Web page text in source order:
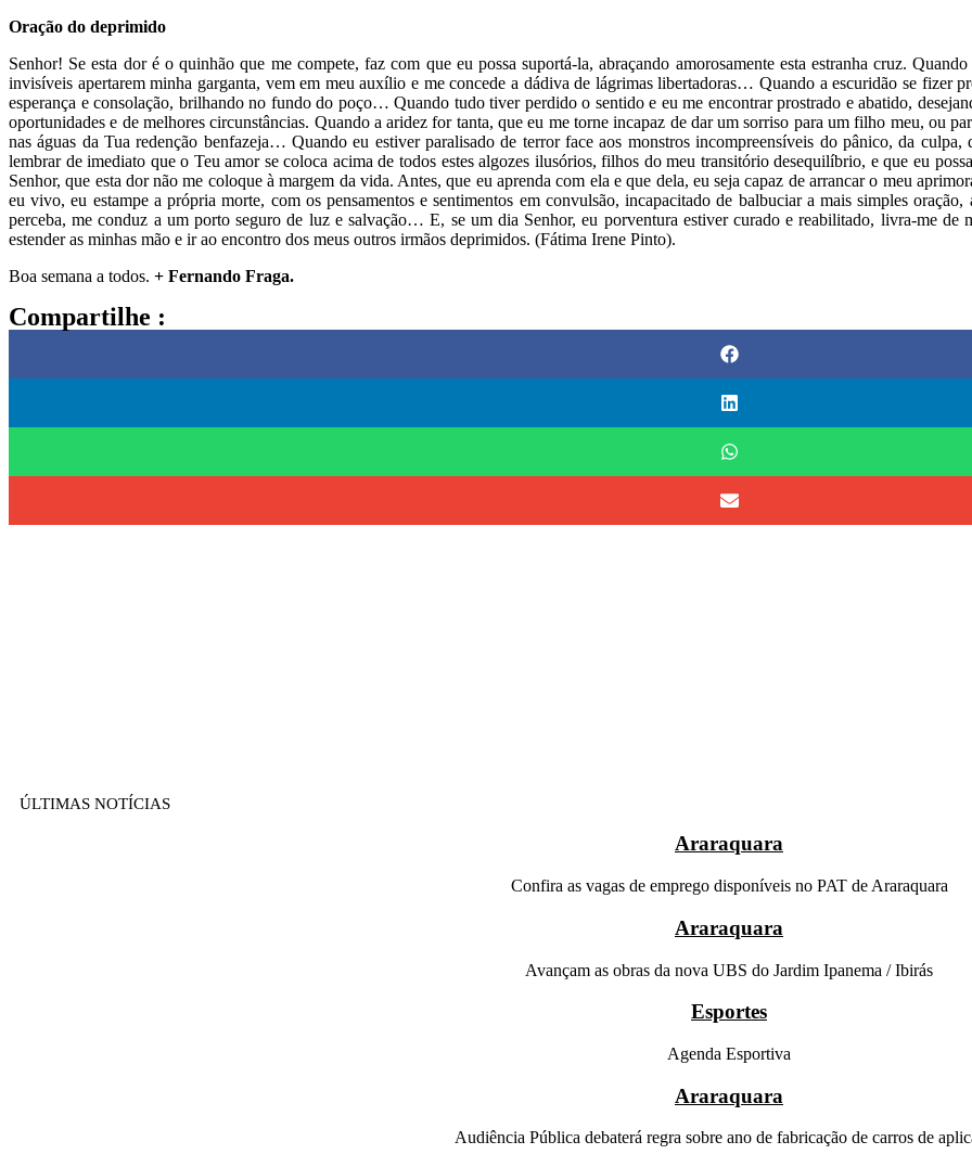
Oração do deprimido
Senhor! Se esta dor é o quinhão que me compete, faz com que eu possa suportá-la, abraçando amorosamente esta estranha cruz.
invisíveis apertarem minha garganta, vem em meu auxílio e me concede a dádiva de lágrimas libertadoras… Quando a escuridão se fizer
esperança e consolação, brilhando no fundo do poço… Quando tudo tiver perdido o sentido e eu me encontrar prostrado e abatido,
oportunidades e de melhores circunstâncias. Quando a aridez for tanta, que eu me torne incapaz de dar um sorriso para um filho meu, ou
nas águas da Tua redenção benfazeja… Quando eu estiver paralisado de terror face aos monstros incompreensíveis do pânico, da
lembrar de imediato que o Teu amor se coloca acima de todos estes algozes ilusórios, filhos do meu transitório desequilíbrio, e que eu
Senhor, que esta dor não me coloque à margem da vida. Antes, que eu aprenda com ela e que dela, eu seja capaz de arrancar o meu
eu vivo, eu estampe a própria morte, com os pensamentos e sentimentos em convulsão, incapacitado de balbuciar a mais simples
perceba, me conduz a um porto seguro de luz e salvação… E, se um dia Senhor, eu porventura estiver curado e reabilitado, livra-me de
estender as minhas mão e ir ao encontro dos meus outros irmãos deprimidos. (Fátima Irene Pinto).
Boa semana a todos. + Fernando Fraga.
Compartilhe :
ÚLTIMAS NOTÍCIAS
Araraquara
Confira as vagas de emprego disponíveis no PAT de Araraquara
Araraquara
Avançam as obras da nova UBS do Jardim Ipanema / Ibirás
Esportes
Agenda Esportiva
Araraquara
Audiência Pública debaterá regra sobre ano de fabricação de carros de